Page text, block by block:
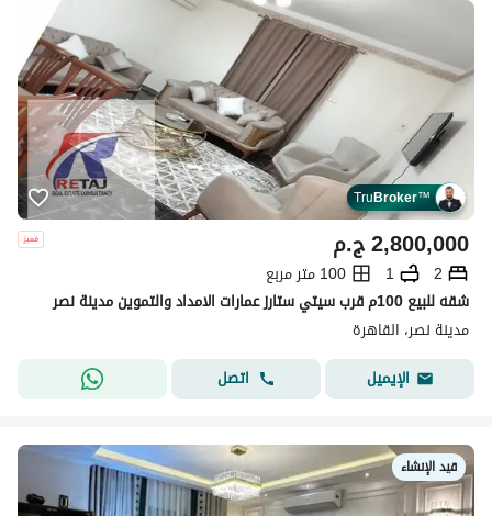
TruBroker™
ج.م2,800,000
2
1
100 متر مربع
شقه للبيع 100م قرب سيتي ستارز عمارات الامداد والتموين مدينة نصر
مدينة نصر، القاهرة
الإيميل
اتصل
قيد الإنشاء